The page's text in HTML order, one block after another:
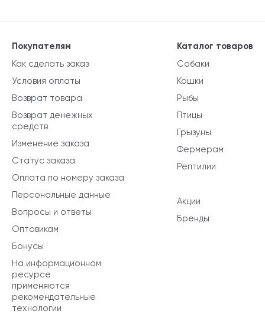
Каталог товаров
Собаки
Кошки
Рыбы
Птицы
Грызуны
Фермерам
Рептилии
Акции
Бренды
Покупателям
Как сделать заказ
Условия оплаты
Возврат товара
Возврат денежных
средств
Изменение заказа
Статус заказа
Оплата по номеру заказа
Персональные данные
Вопросы и ответы
Оптовикам
Бонусы
На информационном
ресурсе
применяются
рекомендательные
технологии